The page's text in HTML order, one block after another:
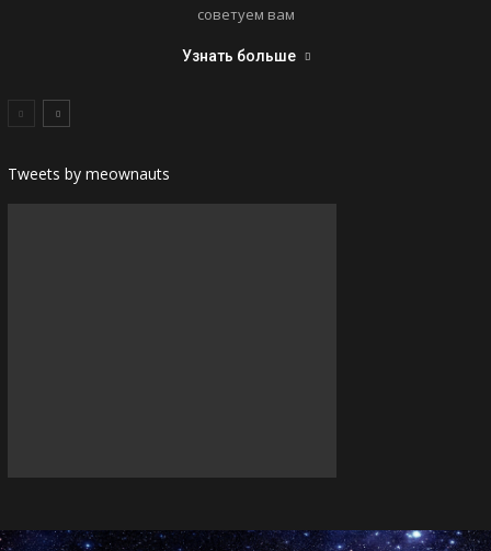
советуем вам
Узнать больше
Tweets by meownauts